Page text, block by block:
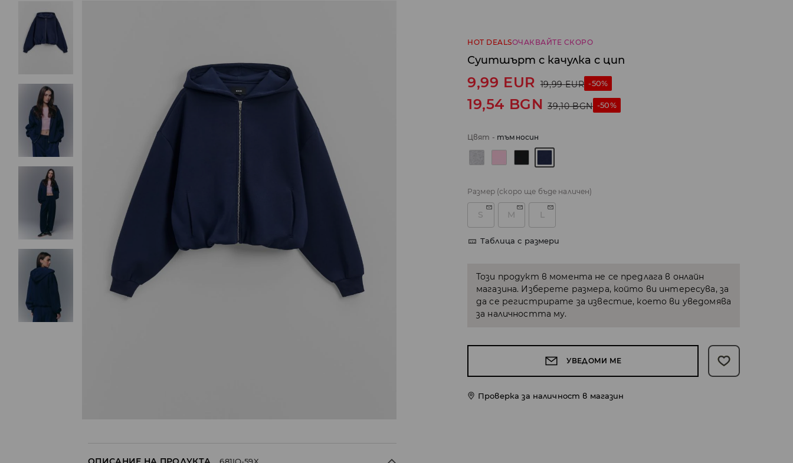
HOT DEALSОЧАКВАЙТЕ СКОРО
Суитшърт с качулка с цип
9,99 EUR 19,99 EUR -50%
19,54 BGN 39,10 BGN -50%
Цвят - тъмносин
Размер (скоро ще бъде наличен)
S M L
Таблица с размери
Този продукт в момента не се предлага в онлайн
магазина. Изберете размера, който ви интересува, за
да се регистрирате за известие, което ви уведомява
за наличността му.
УВЕДОМИ МЕ
Проверка за наличност в магазин